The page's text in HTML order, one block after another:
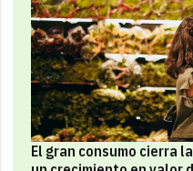
El gran consumo cierra